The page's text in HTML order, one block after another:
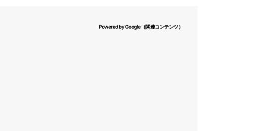
Powered by Google（関連コンテンツ）